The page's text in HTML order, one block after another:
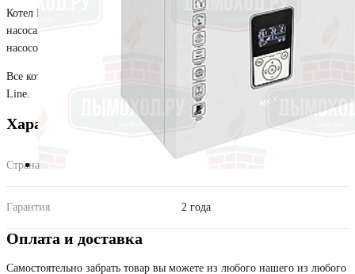
Котел MK-S позволяет управлять трехходовым клапаном и тремя
насосами: циркуляционным, горячего водоснабжения или, например,
насосом теплого пола.
Все котлы серии X оснащены новым улучшенным контроллером X-
Line.
Характеристики
Страна
Гарантия 2 года
Оплата и доставка
Самостоятельно забрать товар вы можете из любого нашего из любого